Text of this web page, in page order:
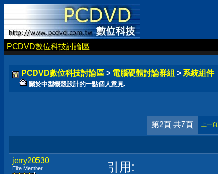
PCDVD數位科技討論區
PCDVD數位科技討論區 > 電腦硬體討論群組 > 系統組件
關於中型機殼設計的一點個人意見.
第2頁 共7頁 上一頁
jerry20530
Elite Member 引用: